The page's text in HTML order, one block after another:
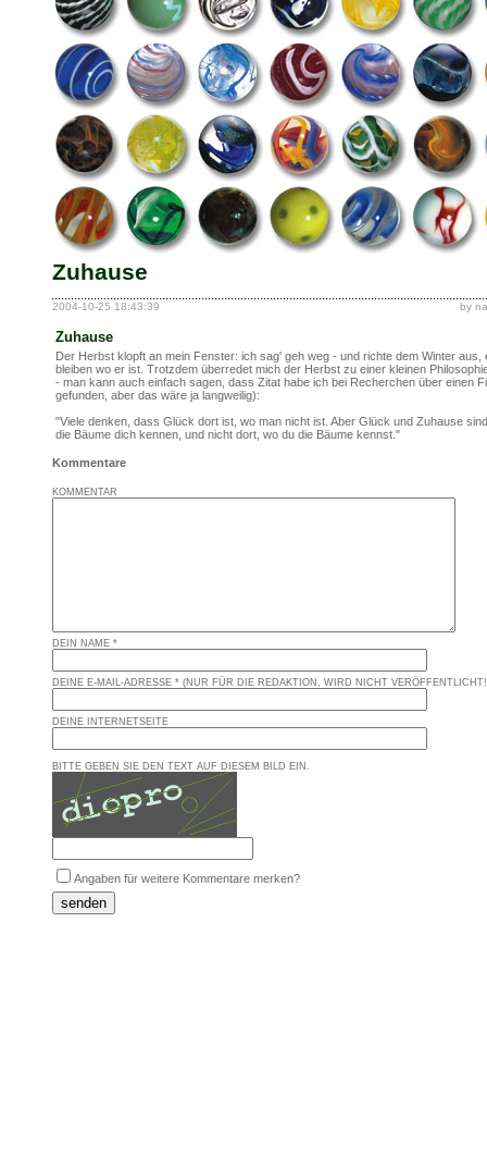
Zuhause
2004-10-25 18:43:39 by
Zuhause
Der Herbst klopft an mein Fenster: ich sag' geh weg - und richte dem Winter aus,
bleiben wo er ist. Trotzdem überredet mich der Herbst zu einer kleinen
- man kann auch einfach sagen, dass Zitat habe ich bei Recherchen über einen
gefunden, aber das wäre ja langweilig):
"Viele denken, dass Glück dort ist, wo man nicht ist. Aber Glück und Zuhause
die Bäume dich kennen, und nicht dort, wo du die Bäume kennst."
Kommentare
KOMMENTAR
DEIN NAME *
DEINE E-MAIL-ADRESSE * (NUR FÜR DIE REDAKTION, WIRD NICHT
DEINE INTERNETSEITE
BITTE GEBEN SIE DEN TEXT AUF DIESEM BILD EIN.
Angaben für weitere Kommentare merken?